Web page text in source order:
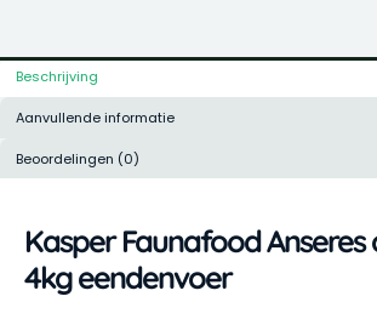
Beschrijving
Aanvullende informatie
Beoordelingen (0)
Kasper Faunafood
4kg eendenvoer